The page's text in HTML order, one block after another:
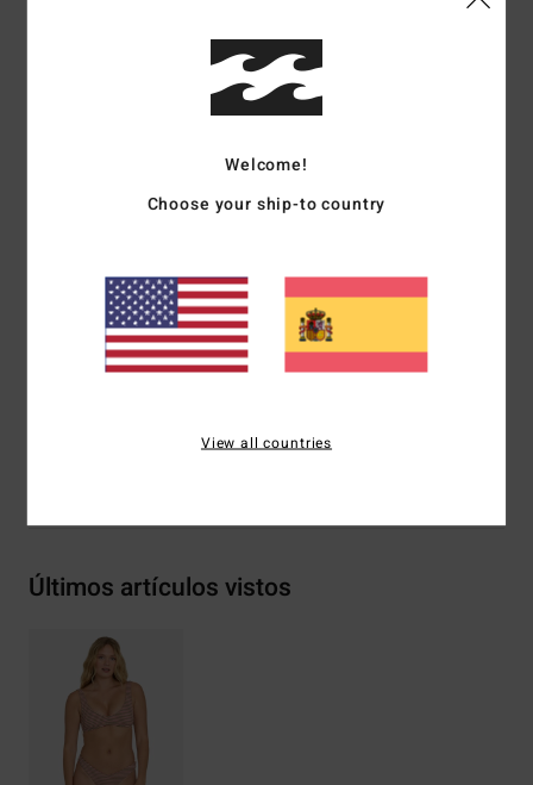
Top de bikini deportivo Verde Mujer
Código de color
tejido reciclado con texturas
Cierre:diseño cerrado
Marca:logo metálico en el lateral
Composición70 % poliéster reciclado, 22 % poliéster, 8 %
Últimos artículos vistos
Welcome!
Choose your ship-to country
View all countries